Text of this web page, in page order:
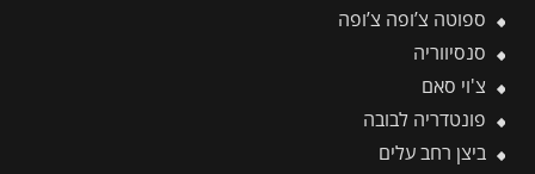
ספוטה צ’ופה צ’ופה
סנסיווריה
צ'וי סאם
פונטדריה לבובה
ביצן רחב עלים